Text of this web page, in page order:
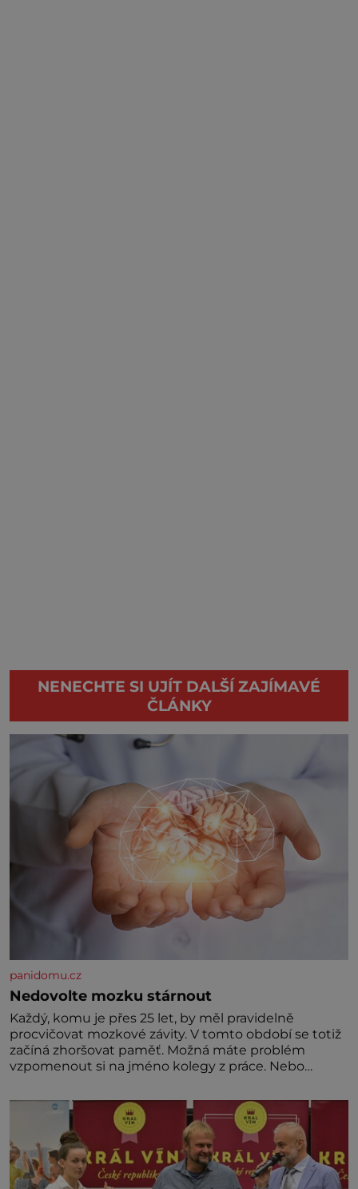
NENECHTE SI UJÍT DALŠÍ ZAJÍMAVÉ
ČLÁNKY
panidomu.cz
Nedovolte mozku stárnout
Každý, komu je přes 25 let, by měl pravidelně
procvičovat mozkové závity. V tomto období se totiž
začíná zhoršovat paměť. Možná máte problém
vzpomenout si na jméno kolegy z práce. Nebo
nedávno přečetli. Je to opravdu tak, s věkem jako
kdyby se paměť rozhodla stávkovat. Cvičte